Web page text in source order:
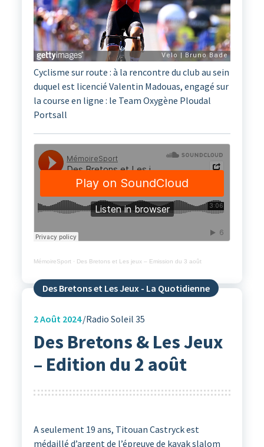
Cyclisme sur route : à la rencontre du club au sein
duquel est licencié Valentin Madouas, engagé sur
la course en ligne : le Team Oxygène Ploudal
Portsall
MémoireSport · Des Bretons et Les jeux – Emission du 3 août
Des Bretons et Les Jeux - La Quotidienne
2Août 2024 Radio Soleil 35
Des Bretons & Les Jeux
– Edition du 2 août
A seulement 19 ans, Titouan Castryck est
médaillé d’argent de l’épreuve de kayak slalom